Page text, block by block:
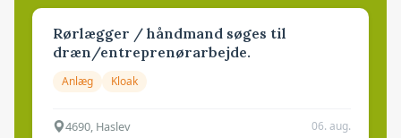
Rørlægger / håndmand søges til
dræn/entreprenørarbejde.
Anlæg Kloak
4690, Haslev 06. aug.